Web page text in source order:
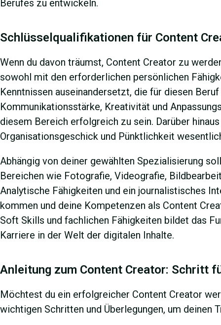
Berufes zu entwickeln.
Schlüsselqualifikationen für Content
Wenn du davon träumst, Content Creator zu
sowohl mit den erforderlichen persönlichen
Kenntnissen auseinandersetzt, die für diesen
Kommunikationsstärke, Kreativität und
diesem Bereich erfolgreich zu sein. Darüber
Organisationsgeschick und Pünktlichkeit
Abhängig von deiner gewählten Spezialisierung
Bereichen wie Fotografie, Videografie,
Analytische Fähigkeiten und ein journalistisches
kommen und deine Kompetenzen als Content
Soft Skills und fachlichen Fähigkeiten bildet das
Karriere in der Welt der digitalen Inhalte.
Anleitung zum Content Creator: Schritt
Möchtest du ein erfolgreicher Content Creator
wichtigen Schritten und Überlegungen, um deinen